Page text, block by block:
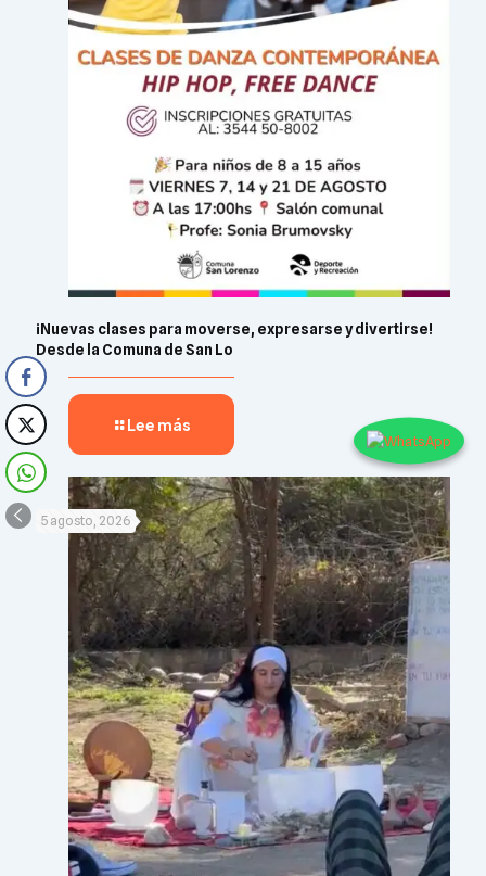
¡Nuevas clases para moverse, expresarse y divertirse!
Desde la Comuna de San Lo
Lee más
5 agosto, 2026